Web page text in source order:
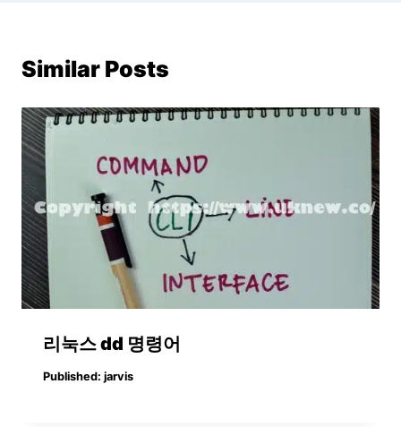
Similar Posts
리눅스 dd 명령어
Published: jarvis